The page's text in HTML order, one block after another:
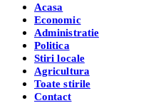
Acasa
Economic
Administratie
Politica
Stiri locale
Agricultura
Toate stirile
Contact